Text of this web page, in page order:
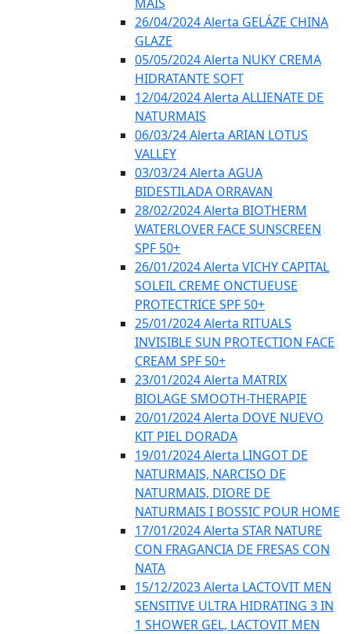
26/04/2024 Alerta GELÁZE CHINA
GLAZE
05/05/2024 Alerta NUKY CREMA
HIDRATANTE SOFT
12/04/2024 Alerta ALLIENATE DE
NATURMAIS
06/03/24 Alerta ARIAN LOTUS
VALLEY
03/03/24 Alerta AGUA
BIDESTILADA ORRAVAN
28/02/2024 Alerta BIOTHERM
WATERLOVER FACE SUNSCREEN
SPF 50+
26/01/2024 Alerta VICHY CAPITAL
SOLEIL CREME ONCTUEUSE
PROTECTRICE SPF 50+
25/01/2024 Alerta RITUALS
INVISIBLE SUN PROTECTION FACE
CREAM SPF 50+
23/01/2024 Alerta MATRIX
BIOLAGE SMOOTH-THERAPIE
20/01/2024 Alerta DOVE NUEVO
KIT PIEL DORADA
19/01/2024 Alerta LINGOT DE
NATURMAIS, NARCISO DE
NATURMAIS, DIORE DE
NATURMAIS I BOSSIC POUR HOME
17/01/2024 Alerta STAR NATURE
CON FRAGANCIA DE FRESAS CON
NATA
15/12/2023 Alerta LACTOVIT MEN
SENSITIVE ULTRA HIDRATING 3 IN
1 SHOWER GEL, LACTOVIT MEN